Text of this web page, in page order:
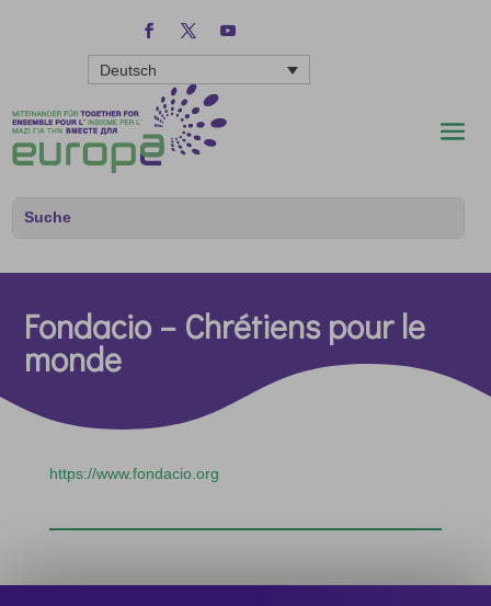
Deutsch
Fondacio – Chrétiens pour le
monde
https://www.fondacio.org